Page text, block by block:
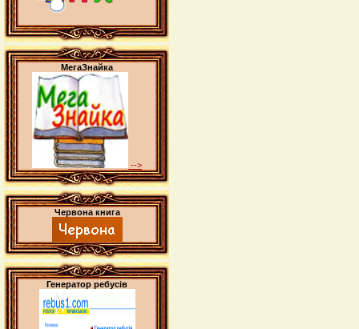
МегаЗнайка
-->
Червона книга
Генератор ребусів